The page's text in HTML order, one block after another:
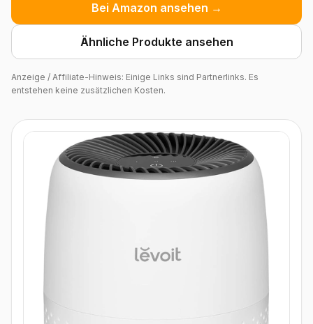
Bei Amazon ansehen →
Ähnliche Produkte ansehen
Anzeige / Affiliate-Hinweis: Einige Links sind Partnerlinks. Es
entstehen keine zusätzlichen Kosten.